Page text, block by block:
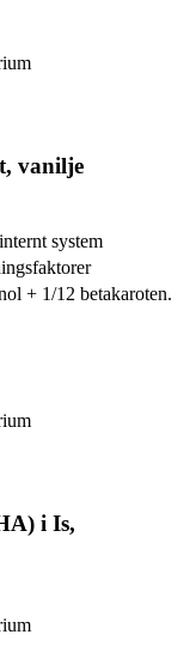
vanilje
system
+ 1/12 betakaroten.
i Is,